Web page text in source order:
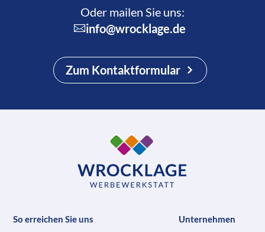
Oder mailen Sie uns:
info@wrocklage.de
Zum Kontaktformular
So erreichen Sie uns
Unternehmen